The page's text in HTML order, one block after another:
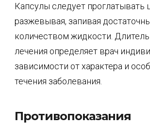
Капсулы следует проглатывать
разжевывая, запивая
количеством жидкости.
лечения определяет врач
зависимости от характера и
течения заболевания.
Противопоказания